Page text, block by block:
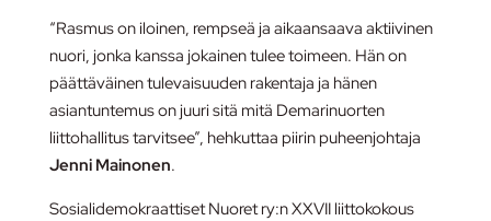
“Rasmus on iloinen, rempseä ja aikaansaava aktiivinen
nuori, jonka kanssa jokainen tulee toimeen. Hän on
päättäväinen tulevaisuuden rakentaja ja hänen
asiantuntemus on juuri sitä mitä Demarinuorten
liittohallitus tarvitsee”, hehkuttaa piirin puheenjohtaja
Jenni Mainonen.
Sosialidemokraattiset Nuoret ry:n XXVII liittokokous